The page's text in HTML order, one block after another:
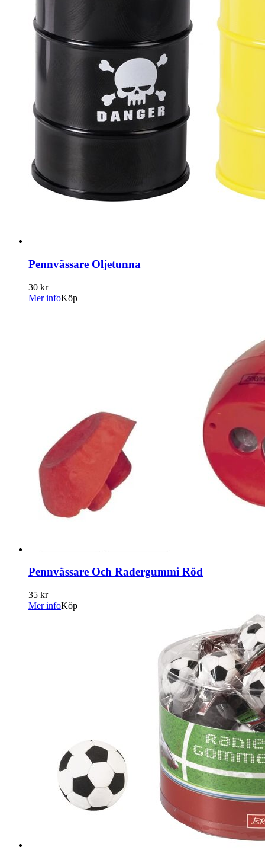
Pennvässare Oljetunna
30 kr
Mer infoKöp
Pennvässare Och Radergummi Röd
35 kr
Mer infoKöp